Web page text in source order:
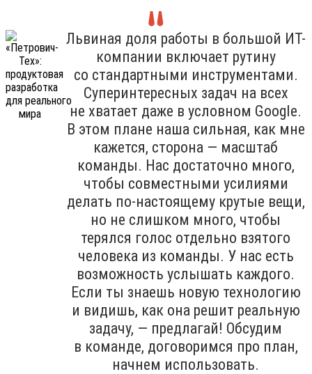
Львиная доля работы в большой ИТ-
компании включает рутину
со стандартными инструментами.
Суперинтересных задач на всех
не хватает даже в условном Google.
В этом плане наша сильная, как мне
кажется, сторона — масштаб
команды. Нас достаточно много,
чтобы совместными усилиями
делать по-настоящему крутые вещи,
но не слишком много, чтобы
терялся голос отдельно взятого
человека из команды. У нас есть
возможность услышать каждого.
Если ты знаешь новую технологию
и видишь, как она решит реальную
задачу, — предлагай! Обсудим
в команде, договоримся про план,
начнем использовать.